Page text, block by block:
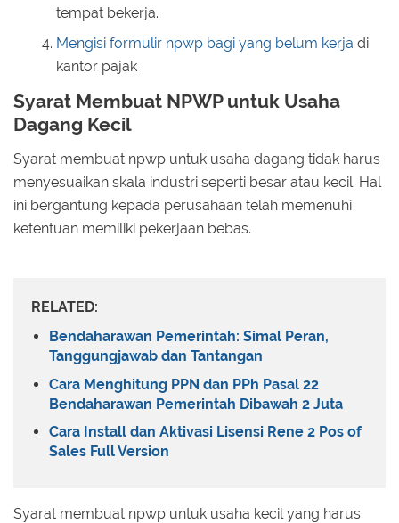
tempat bekerja.
Mengisi formulir npwp bagi yang belum kerja di
kantor pajak
Syarat Membuat NPWP untuk Usaha
Dagang Kecil
Syarat membuat npwp untuk usaha dagang tidak harus
menyesuaikan skala industri seperti besar atau kecil. Hal
ini bergantung kepada perusahaan telah memenuhi
ketentuan memiliki pekerjaan bebas.
RELATED:
Bendaharawan Pemerintah: Simal Peran,
Tanggungjawab dan Tantangan
Cara Menghitung PPN dan PPh Pasal 22
Bendaharawan Pemerintah Dibawah 2 Juta
Cara Install dan Aktivasi Lisensi Rene 2 Pos of
Sales Full Version
Syarat membuat npwp untuk usaha kecil yang harus